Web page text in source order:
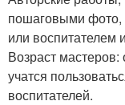
пошаговыми фото,
или воспитателем
Возраст
учатся
воспитателей.